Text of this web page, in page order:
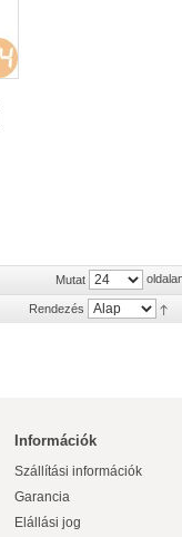
Mutat
Rendezés
Információk
Szállítási információk
Garancia
Elállási jog